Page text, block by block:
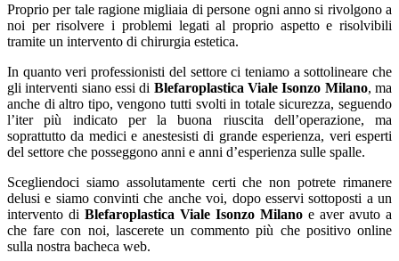
Proprio per tale ragione migliaia di persone ogni anno si rivolgono a
noi per risolvere i problemi legati al proprio aspetto e risolvibili
tramite un intervento di chirurgia estetica.
In quanto veri professionisti del settore ci teniamo a sottolineare che
gli interventi siano essi di Blefaroplastica Viale Isonzo Milano, ma
anche di altro tipo, vengono tutti svolti in totale sicurezza, seguendo
l’iter più indicato per la buona riuscita dell’operazione, ma
soprattutto da medici e anestesisti di grande esperienza, veri esperti
del settore che posseggono anni e anni d’esperienza sulle spalle.
Scegliendoci siamo assolutamente certi che non potrete rimanere
delusi e siamo convinti che anche voi, dopo esservi sottoposti a un
intervento di Blefaroplastica Viale Isonzo Milano e aver avuto a
che fare con noi, lascerete un commento più che positivo online
sulla nostra bacheca web.